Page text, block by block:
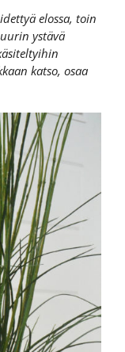
elossa, toin
ystävä
katso, osaa